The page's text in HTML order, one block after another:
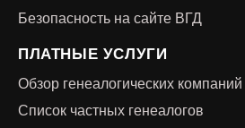
Безопасность на сайте ВГД
ПЛАТНЫЕ УСЛУГИ
Обзор генеалогических компаний
Список частных генеалогов